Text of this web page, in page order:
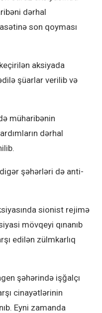
dərhal
son qoyması
aksiyada
şüarlar verilib və
müharibənin
dərhal
şəhərləri də anti-
sionist rejimə
mövqeyi qınanıb
edilən zülmkarlıq
şəhərində işğalçı
cinayətlərinin
Eyni zamanda